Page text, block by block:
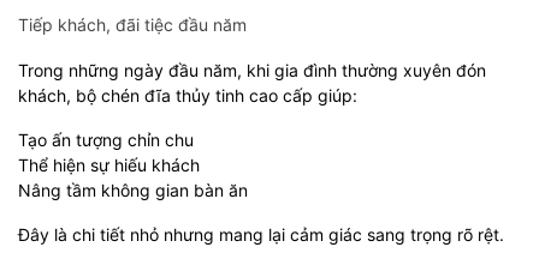
Tiếp khách, đãi tiệc đầu năm
Trong những ngày đầu năm, khi gia đình thường xuyên đón
khách, bộ chén đĩa thủy tinh cao cấp giúp:
Tạo ấn tượng chỉn chu
Thể hiện sự hiếu khách
Nâng tầm không gian bàn ăn
Đây là chi tiết nhỏ nhưng mang lại cảm giác sang trọng rõ rệt.